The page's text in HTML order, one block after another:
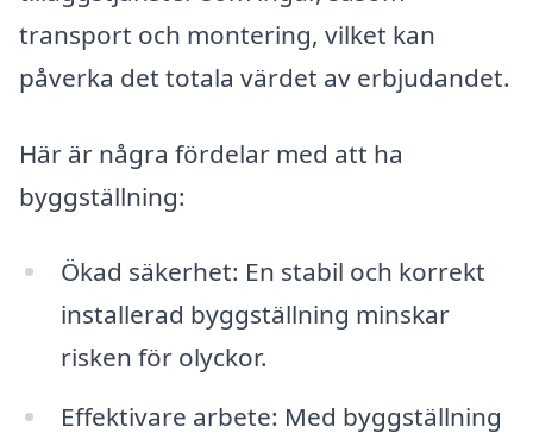
transport och montering, vilket kan
påverka det totala värdet av erbjudandet.
Här är några fördelar med att ha
byggställning:
Ökad säkerhet: En stabil och korrekt
installerad byggställning minskar
risken för olyckor.
Effektivare arbete: Med byggställning